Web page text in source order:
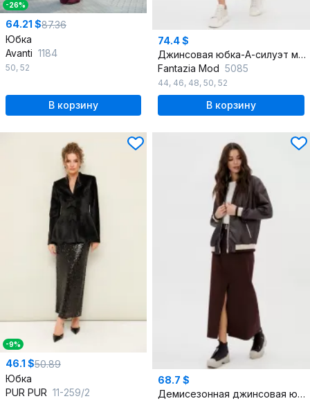
-26%
64.21 $87.36
Юбка
Avanti 1184
50, 52
В корзину
74.4 $
Джинсовая юбка-А-силуэт макси с разрезом и карманами
Fantazia Mod 5085
44, 46, 48, 50, 52
В корзину
-9%
46.1 $50.89
Юбка
PUR PUR 11-259/2
68.7 $
Демисезонная джинсовая юбка-годе с разрезом и карманами